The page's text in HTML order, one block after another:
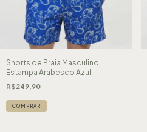
Shorts de Praia Masculino
Estampa Arabesco Azul
R$249,90
COMPRAR